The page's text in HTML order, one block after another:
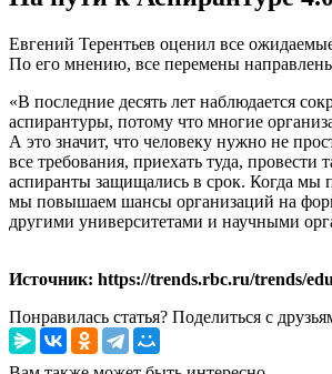
Евгений Терентьев оценил все
По его мнению, все перемены
«В последние десять лет наблюдается
аспирантуры, потому что многие
А это значит, что человеку нужно не
все требования, приехать туда, провести
аспиранты защищались в срок. Когда мы
мы повышаем шансы организаций на
другими университетами и научными
Источник: https://trends.rbc.ru/trends/
Понравилась статья? Поделиться с